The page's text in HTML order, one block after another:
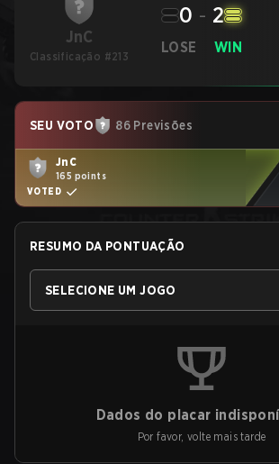
JnC
Classificação #213
LOSE
0 - 2
WIN
SEU VOTO 86 Previsões
JnC
165 points
VOTED
RESUMO DA PONTUAÇÃO
SELECIONE UM JOGO
Dados do placar
Por favor, volte mais tarde